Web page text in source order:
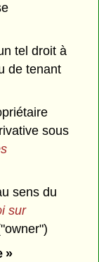
tel droit à
de tenant
sous
sens du
sur
»